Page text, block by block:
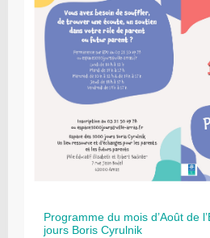
Programme du mois d’Août de
jours Boris Cyrulnik